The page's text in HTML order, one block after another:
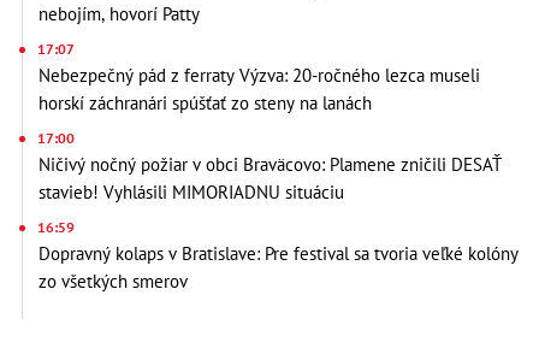
nebojím, hovorí Patty
17:07
Nebezpečný pád z ferraty Výzva: 20-ročného lezca museli
horskí záchranári spúšťať zo steny na lanách
17:00
Ničivý nočný požiar v obci Braväcovo: Plamene zničili DESAŤ
stavieb! Vyhlásili MIMORIADNU situáciu
16:59
Dopravný kolaps v Bratislave: Pre festival sa tvoria veľké kolóny
zo všetkých smerov